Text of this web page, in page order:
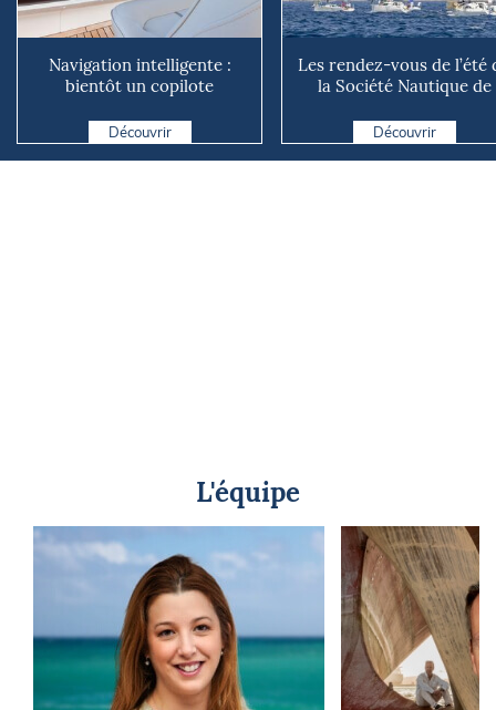
Navigation intelligente :
bientôt un copilote
Découvrir
Les rendez-vous de l’été
la Société Nautique de
Découvrir
L'équipe